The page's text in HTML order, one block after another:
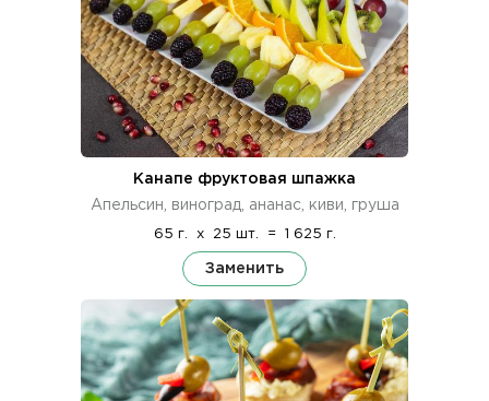
Канапе фруктовая шпажка
Апельсин, виноград, ананас, киви, груша
65 г. x 25 шт. = 1 625 г.
Заменить